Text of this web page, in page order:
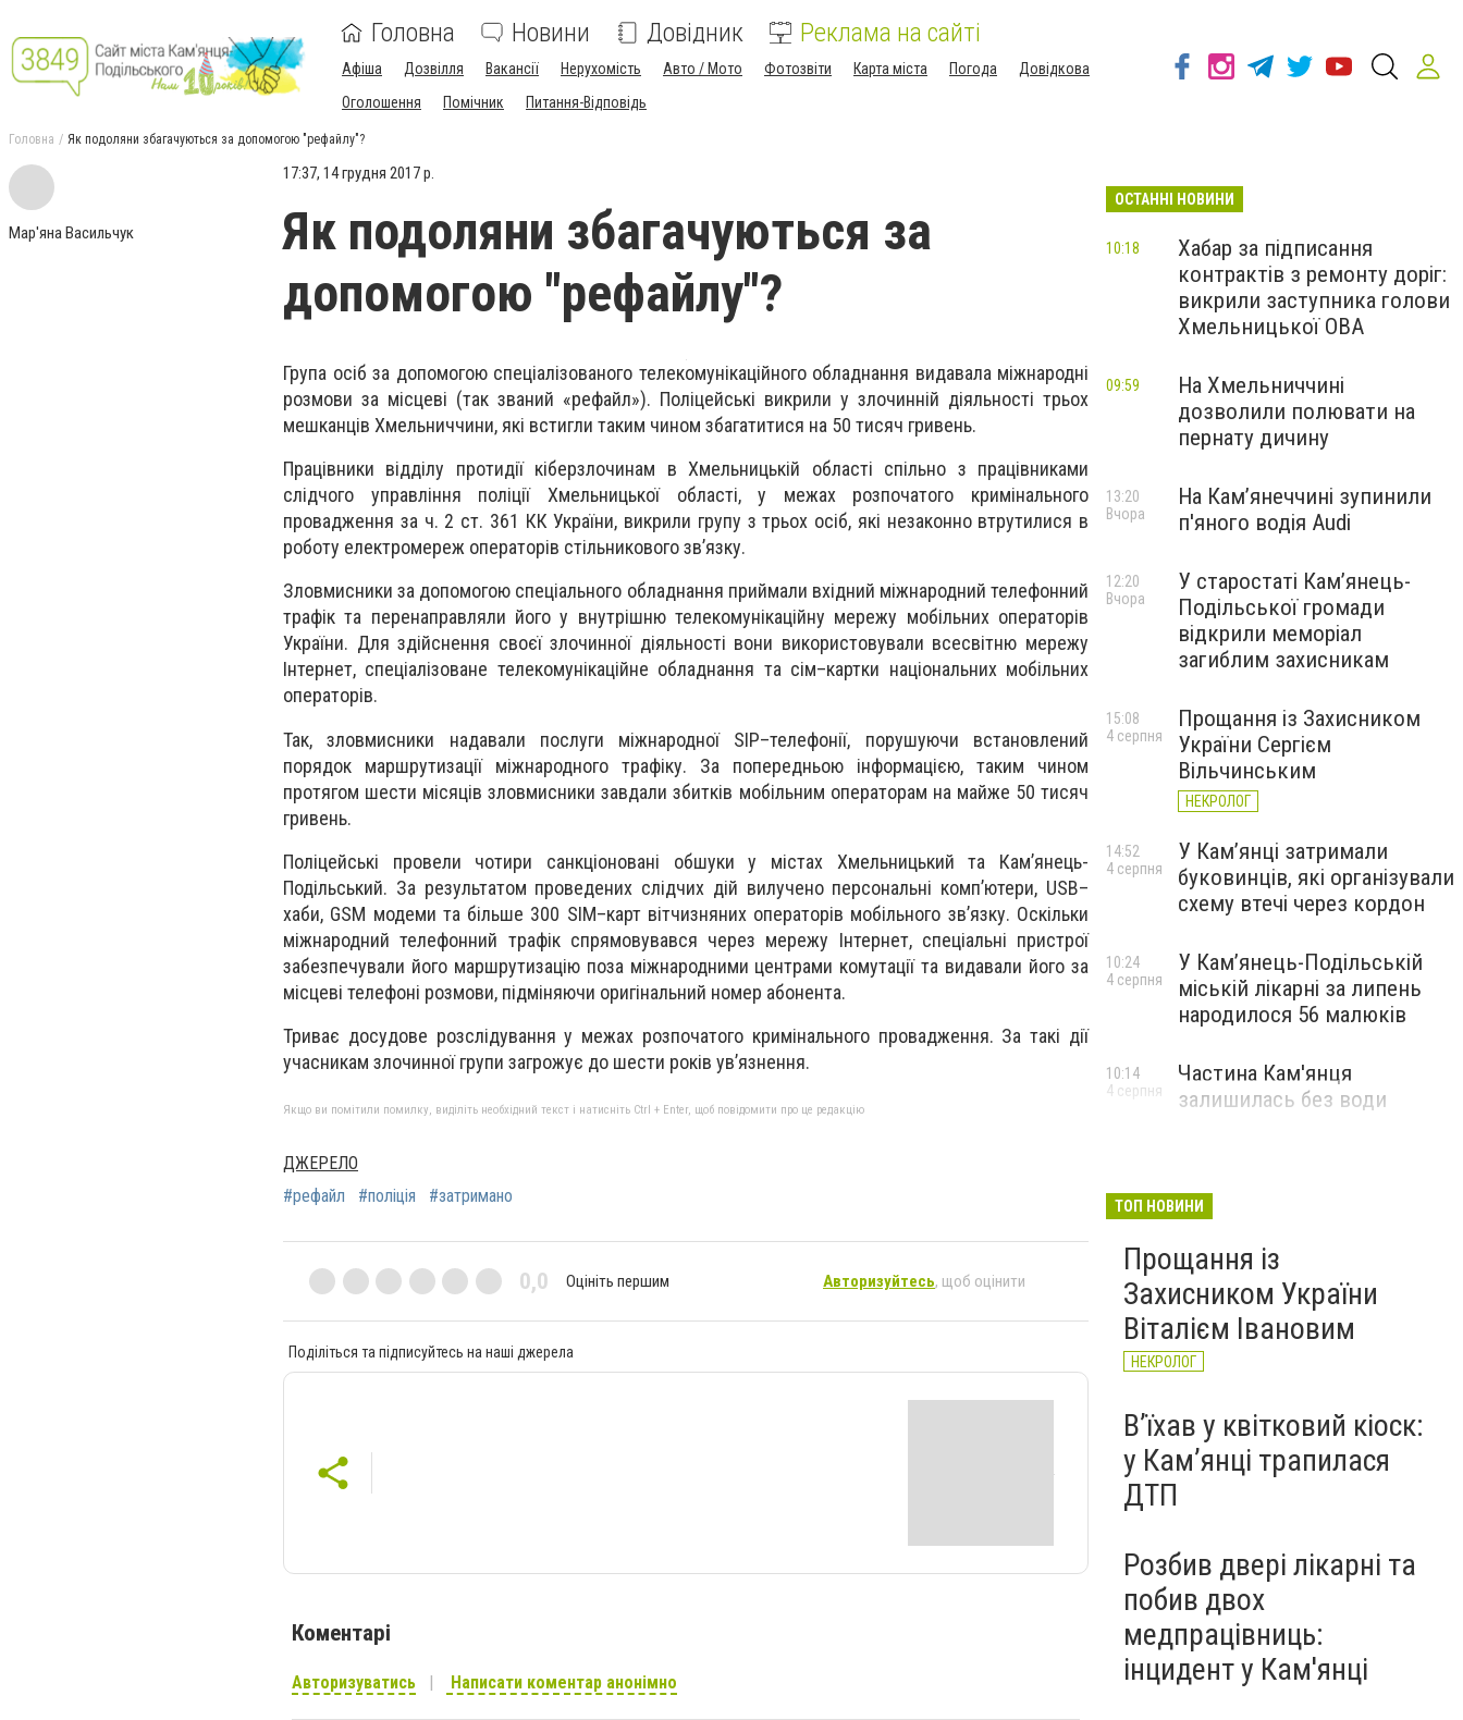
Головна Новини Довідник Реклама на сайті
Афіша Дозвілля Вакансії Нерухомість Авто / Мото Фотозвіти Карта міста Погода
Довідкова
Оголошення
Помічник Питання-Відповідь
Головна Як подоляни збагачуються за допомогою "рефайлу"?
Мар'яна Васильчук
17:37, 14 грудня 2017 р.
Як подоляни збагачуються за
допомогою "рефайлу"?
Група осіб за допомогою спеціалізованого телекомунікаційного обладнання видавала міжнародні
розмови за місцеві (так званий «рефайл»). Поліцейські викрили у злочинній діяльності трьох
мешканців Хмельниччини, які встигли таким чином збагатитися на 50 тисяч гривень.
Працівники відділу протидії кіберзлочинам в Хмельницькій області спільно з працівниками
слідчого управління поліції Хмельницької області, у межах розпочатого кримінального
провадження за ч. 2 ст. 361 КК України, викрили групу з трьох осіб, які незаконно втрутилися в
роботу електромереж операторів стільникового зв’язку.
Зловмисники за допомогою спеціального обладнання приймали вхідний міжнародний телефонний
трафік та перенаправляли його у внутрішню телекомунікаційну мережу мобільних операторів
України. Для здійснення своєї злочинної діяльності вони використовували всесвітню мережу
Інтернет, спеціалізоване телекомунікаційне обладнання та сім–картки національних мобільних
операторів.
Так, зловмисники надавали послуги міжнародної SIP–телефонії, порушуючи встановлений
порядок маршрутизації міжнародного трафіку. За попередньою інформацією, таким чином
протягом шести місяців зловмисники завдали збитків мобільним операторам на майже 50 тисяч
гривень.
Поліцейські провели чотири санкціоновані обшуки у містах Хмельницький та Кам’янець-
Подільський. За результатом проведених слідчих дій вилучено персональні комп’ютери, USB–
хаби, GSM модеми та більше 300 SIM–карт вітчизняних операторів мобільного зв’язку. Оскільки
міжнародний телефонний трафік спрямовувався через мережу Інтернет, спеціальні пристрої
забезпечували його маршрутизацію поза міжнародними центрами комутації та видавали його за
місцеві телефоні розмови, підміняючи оригінальний номер абонента.
Триває досудове розслідування у межах розпочатого кримінального провадження. За такі дії
учасникам злочинної групи загрожує до шести років ув’язнення.
Якщо ви помітили помилку, виділіть необхідний текст і натисніть Ctrl + Enter, щоб повідомити про це редакцію
ДЖЕРЕЛО
#рефайл
#поліція #затримано
0,0 Оцініть першим Авторизуйтесь, щоб оцінити
Поділіться та підписуйтесь на наші джерела
Коментарі
Авторизуватись Написати коментар анонімно
ОСТАННІ НОВИНИ
Хабар за підписання
контрактів з ремонту доріг:
викрили заступника голови
Хмельницької ОВА
10:18
На Хмельниччині
дозволили полювати на
пернату дичину
09:59
На Камʼянеччині зупинили
п'яного водія Audi
13:20
Вчора
У старостаті Кам’янець-
Подільської громади
відкрили меморіал
загиблим захисникам
12:20
Вчора
Прощання із Захисником
України Сергієм
Вільчинським
НЕКРОЛОГ
15:08
4 серпня
У Кам’янці затримали
буковинців, які організували
схему втечі через кордон
14:52
4 серпня
У Кам’янець-Подільській
міській лікарні за липень
народилося 56 малюків
10:24
4 серпня
Частина Кам'янця
залишилась без води
10:14
4 серпня
ТОП НОВИНИ
Прощання із
Захисником України
Віталієм Івановим
НЕКРОЛОГ
Вʼїхав у квітковий кіоск:
у Камʼянці трапилася
ДТП
Розбив двері лікарні та
побив двох
медпрацівниць:
інцидент у Кам'янці